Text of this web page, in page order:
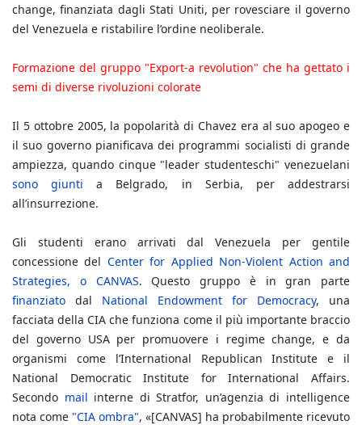
change, finanziata dagli Stati Uniti, per rovesciare il governo
del Venezuela e ristabilire l’ordine neoliberale.
Formazione del gruppo "Export-a revolution" che ha gettato i
semi di diverse rivoluzioni colorate
Il 5 ottobre 2005, la popolarità di Chavez era al suo apogeo e
il suo governo pianificava dei programmi socialisti di grande
ampiezza, quando cinque "leader studenteschi" venezuelani
sono giunti a Belgrado, in Serbia, per addestrarsi
all’insurrezione.
Gli studenti erano arrivati dal Venezuela per gentile
concessione del Center for Applied Non-Violent Action and
Strategies, o CANVAS. Questo gruppo è in gran parte
finanziato dal National Endowment for Democracy, una
facciata della CIA che funziona come il più importante braccio
del governo USA per promuovere i regime change, e da
organismi come l’International Republican Institute e il
National Democratic Institute for International Affairs.
Secondo mail interne di Stratfor, un’agenzia di intelligence
nota come "CIA ombra", «[CANVAS] ha probabilmente ricevuto